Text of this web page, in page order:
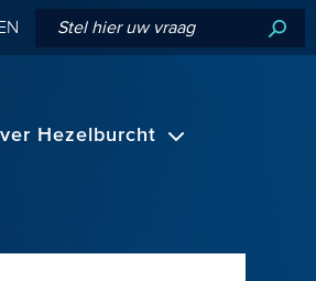
Hezelburcht